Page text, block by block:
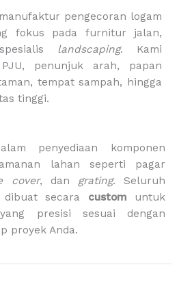
t
u
b
e
p
p
i
n
g
-
pengecoran logam
fokus pada furnitur jalan,
landscaping. Kami
penunjuk arah, papan
tempat sampah, hingga
tinggi.
penyediaan komponen
lahan seperti pagar
cover, dan grating. Seluruh
secara custom untuk
presisi sesuai dengan
proyek Anda.